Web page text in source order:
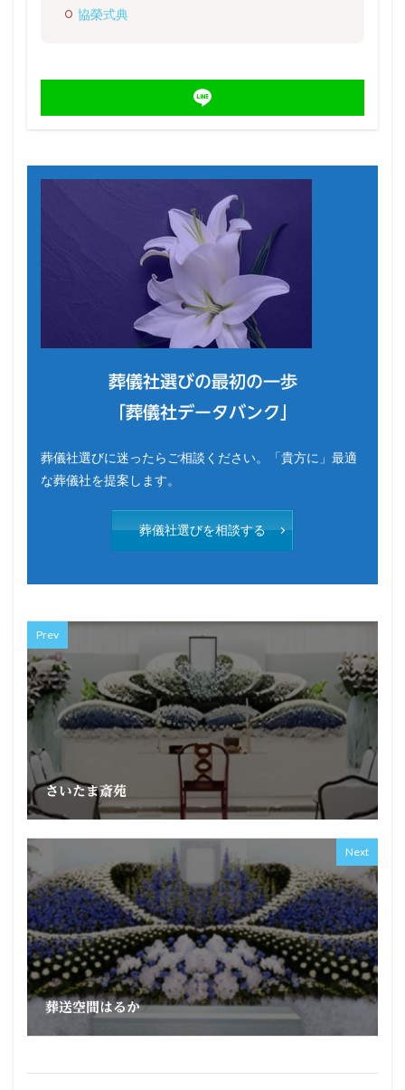
協榮式典
葬儀社選びの最初の一歩
「葬儀社データバンク」
葬儀社選びに迷ったらご相談ください。「貴方に」最適
な葬儀社を提案します。
葬儀社選びを相談する
Prev
さいたま斎苑
Next
葬送空間はるか